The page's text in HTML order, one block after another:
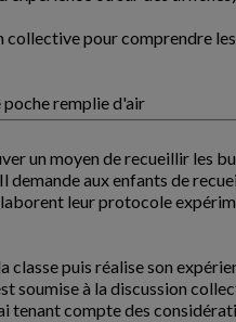
pour comprendre
poche remplie d'air
un moyen de recueillir les
demande aux enfants de
leur protocole
classe puis réalise son
soumise à la discussion
tenant compte des